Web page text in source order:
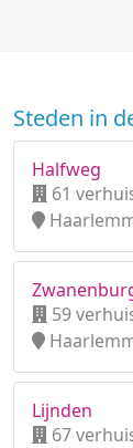
Steden in
Halfweg
61
59
Lijnden
67